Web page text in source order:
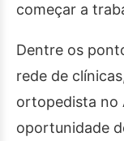
começar a
Dentre os
rede de
ortopedista no
oportunidade